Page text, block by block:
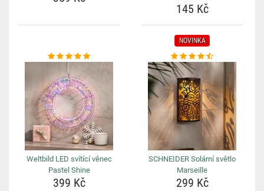
145 Kč
Weltbild LED svítící věnec
Pastel Shine
399 Kč
NOVINKA
SCHNEIDER Solární světlo
Marseille
299 Kč